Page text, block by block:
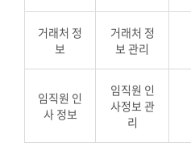
거래처 정
보
거래처 정
보 관리
임직원 인
사 정보
임직원 인
사정보 관
리